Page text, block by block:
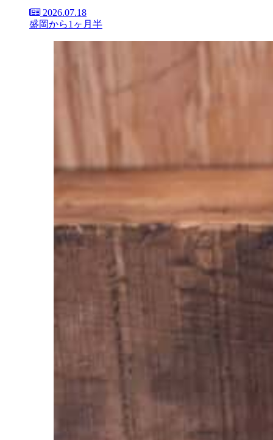
2026.07.18
盛岡から1ヶ月半